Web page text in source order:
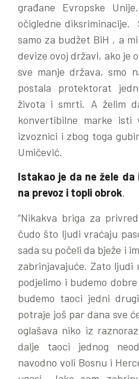
građane Evropske
očigledne diksriminacije.
samo za budžet BiH , a
devize ovoj državi, ako je
sve manje država, smo
postala protektorat
života i smrti. A želim
konvertibilne marke
izvoznici i zbog toga
Umičević.
Istakao je da ne žele da
na prevoz i topli obrok.
“Nikakva briga za
čudo što ljudi vraćaju
sada su počeli da bježe i
zabrinjavajuće. Zato ljudi
podjelimo i budemo
budemo taoci jedni
potraje još par dana sve
oglašava niko iz
dalje taoci jednog
navodno voli Bosnu i